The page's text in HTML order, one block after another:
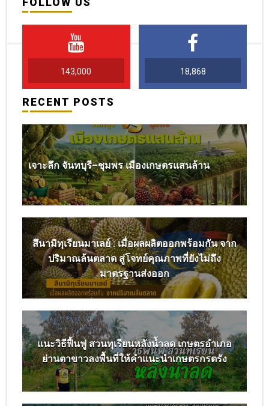
FOLLOW US
143,000 18,868
RECENT POSTS
เจาะลึก จันทบุรี–ชุมพร เมืองเกษตรแสนล้าน
สึนามิทุเรียนมาเลย์ : เมื่อผลผลิตออกพร้อมกัน จาก
ปริมาณล้นตลาด สู่โจทย์คุณภาพที่ยังไม่ถึง
มาตรฐานส่งออก
แนะวิธีฟื้นฟู สวนทุเรียนหลังน้ำลด เกษตรอำเภอ
ย่านตาขาวลงพื้นที่ให้คำแนะนำเกษตรกรตรัง